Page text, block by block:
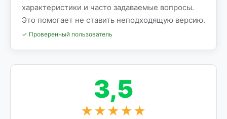
характеристики и часто задаваемые вопросы.
Это помогает не ставить неподходящую версию.
✓ Проверенный пользователь
3,5
★★★★★